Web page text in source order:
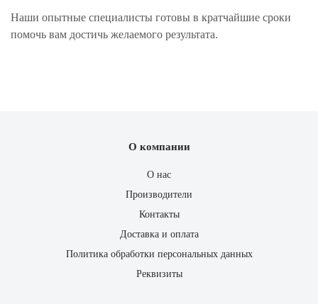
Наши опытные специалисты готовы в кратчайшие сроки
помочь вам достичь желаемого результата.
О компании
О нас
Производители
Контакты
Доставка и оплата
Политика обработки персональных данных
Реквизиты